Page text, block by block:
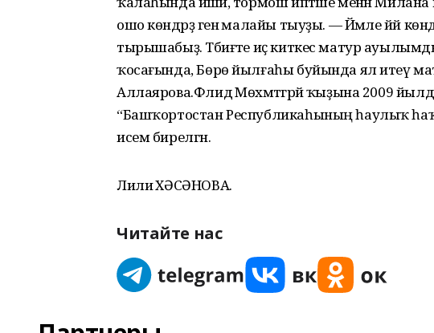
ошо көндәрҙә генә малайы тыуҙы. — Йәмле йәй
тырышабыҙ. Тәбиғәте иҫ киткес матур
ҡосағында, Бөрө йылғаһы буйында ял итеү
Аллаярова.Флидә Мөхәмәтгәрәй ҡыҙына 2009
“Башҡортостан Республикаһының һаулыҡ
исем бирелгән.
Лилиә ХӘСӘНОВА.
Читайте нас